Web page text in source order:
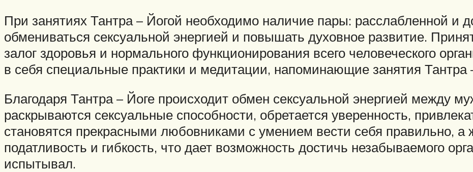
При занятиях Тантра – Йогой необходимо наличие пары: расслабленной и
обмениваться сексуальной энергией и повышать духовное развитие.
залог здоровья и нормального функционирования всего человеческого
в себя специальные практики и медитации, напоминающие занятия Тантра
Благодаря Тантра – Йоге происходит обмен сексуальной энергией между
раскрываются сексуальные способности, обретается уверенность,
становятся прекрасными любовниками с умением вести себя правильно,
податливость и гибкость, что дает возможность достичь незабываемого
испытывал.